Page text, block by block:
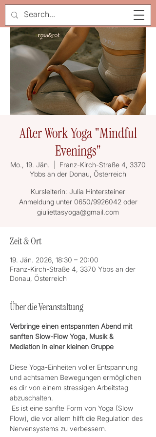
After Work Yoga "Mindful
Evenings"
Mo., 19. Jän.
Franz-Kirch-Straße 4, 3370
Ybbs an der Donau, Österreich
Kursleiterin: Julia Hintersteiner
Anmeldung unter 0650/9926042 oder
giuliettasyoga@gmail.com
Zeit & Ort
19. Jän. 2026, 18:30 – 20:00
Franz-Kirch-Straße 4, 3370 Ybbs an der
Donau, Österreich
Über die Veranstaltung
Verbringe einen entspannten Abend mit
sanften Slow-Flow Yoga, Musik &
Mediation in einer kleinen Gruppe
Diese Yoga-Einheiten voller Entspannung
und achtsamen Bewegungen ermöglichen
es dir von einem stressigen Arbeitstag
abzuschalten.
Es ist eine sanfte Form von Yoga (Slow
Flow), die vor allem hilft die Regulation des
Nervensystems zu verbessern.